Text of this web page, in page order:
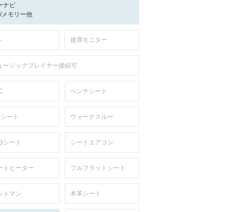
ナビ
メモリー他
後席モニター
ージックプレイヤー接続可
ベンチシート
ート ウォークスルー
シート シートエアコン
トヒーター フルフラットシート
トマン 本革シート